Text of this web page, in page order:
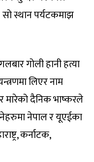
सो स्थान पर्यटकमाझ
गोली हानी हत्या
लिएर नाम
मारेको दैनिक भाष्करले
नेपाल र यूएईका
कर्नाटक,